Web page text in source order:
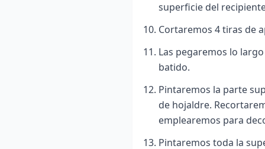
superficie del
Cortaremos 4 tiras de
Las pegaremos lo
batido.
Pintaremos la parte
de hojaldre.
emplearemos para
Pintaremos toda la